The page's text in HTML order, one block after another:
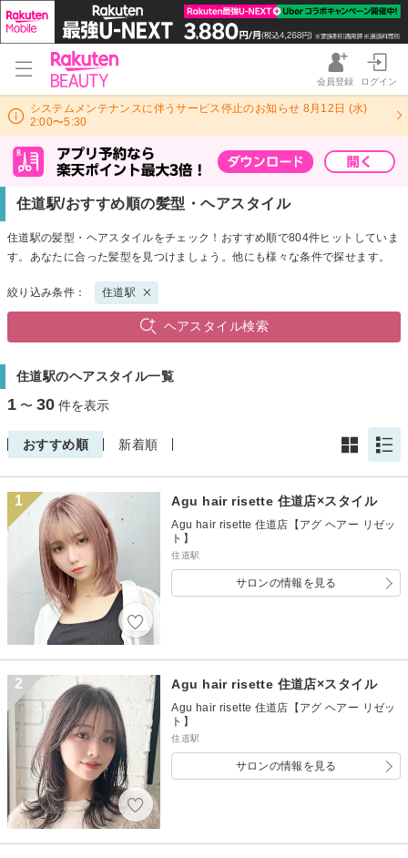
会員登録 ログイン
システムメンテナンスに伴うサービス停止のお知らせ 8月12日 (水)
2:00〜5:30
住道駅/おすすめ順の髪型・ヘアスタイル
住道駅の髪型・ヘアスタイルをチェック！おすすめ順で804件ヒットしていま
す。あなたに合った髪型を見つけましょう。他にも様々な条件で探せます。
絞り込み条件： 住道駅
ヘアスタイル検索
住道駅のヘアスタイル一覧
1 〜 30 件を表示
おすすめ順 新着順
1 Agu hair risette 住道店×スタイル
Agu hair risette 住道店【アグ ヘアー リゼッ
ト】
住道駅
サロンの情報を見る
2 Agu hair risette 住道店×スタイル
Agu hair risette 住道店【アグ ヘアー リゼッ
ト】
住道駅
サロンの情報を見る